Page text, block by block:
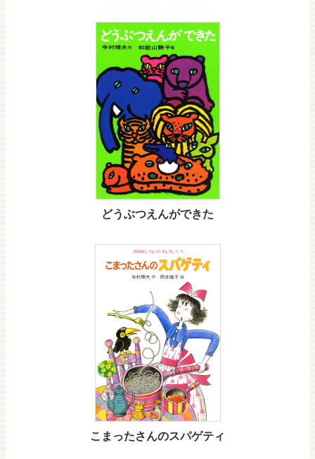
どうぶつえんができた
こまったさんのスパゲティ